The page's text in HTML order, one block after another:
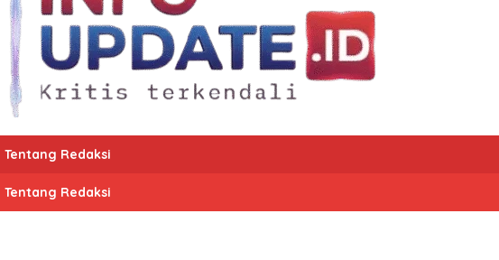
Tentang Redaksi
Tentang Redaksi